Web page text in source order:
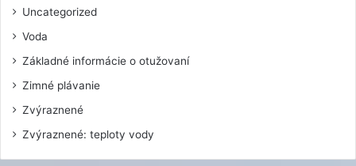
Uncategorized
Voda
Základné informácie o otužovaní
Zimné plávanie
Zvýraznené
Zvýraznené: teploty vody